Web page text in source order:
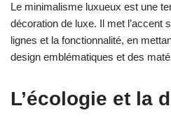
Le minimalisme luxueux est une
décoration de luxe. Il met l’accent
lignes et la fonctionnalité, en
design emblématiques et des
L’écologie et la